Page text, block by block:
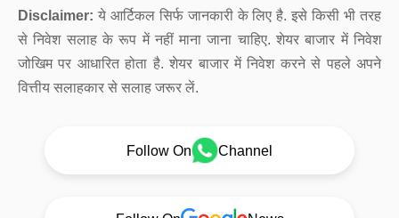
Disclaimer: ये आर्टिकल सिर्फ जानकारी के लिए है. इसे किसी भी तरह
से निवेश सलाह के रूप में नहीं माना जाना चाहिए. शेयर बाजार में निवेश
जोखिम पर आधारित होता है. शेयर बाजार में निवेश करने से पहले अपने
वित्तीय सलाहकार से सलाह जरूर लें.
Follow On Channel